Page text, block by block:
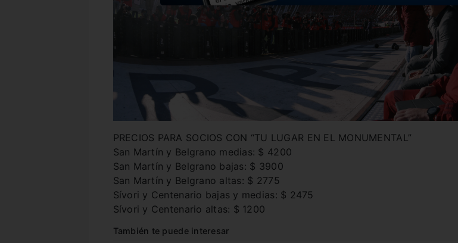
PRECIOS PARA SOCIOS CON “TU LUGAR EN EL MONUMENTAL”
San Martín y Belgrano medias: $ 4200
San Martín y Belgrano bajas: $ 3900
San Martín y Belgrano altas: $ 2775
Sívori y Centenario bajas y medias: $ 2475
Sívori y Centenario altas: $ 1200
También te puede interesar